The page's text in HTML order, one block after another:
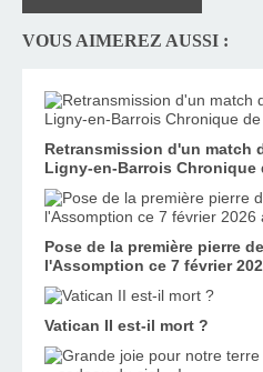
VOUS AIMEREZ AUSSI :
Retransmission d'un match
Ligny-en-Barrois Chronique
Pose de la première pierre
l'Assomption ce 7 février
Vatican II est-il mort ?